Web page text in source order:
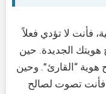
فأنت لا تؤدي فعلاً
هويتك الجديدة. حين
“القارئ”. وحين
تصوت لصالح